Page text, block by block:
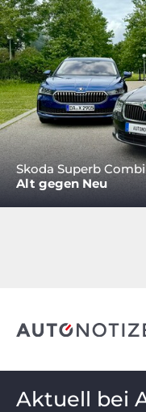
Skoda Superb
Alt gegen Neu
Aktuell bei